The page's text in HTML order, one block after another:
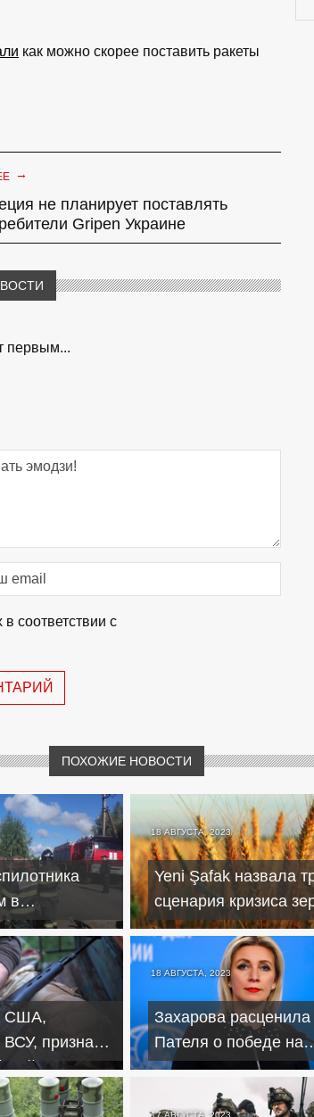
как можно скорее поставить ракеты
→
не планирует поставлять
Gripen Украине
первым...
соответствии с
ПОХОЖИЕ НОВОСТИ
в
есть
18 АВГУСТА, 2023
Yeni Şafak назвала
сценария кризиса
сделки
США,
признали
обороны
18 АВГУСТА, 2023
Захарова
Пателя о победе на
Украине как
17 АВГУСТА, 2023